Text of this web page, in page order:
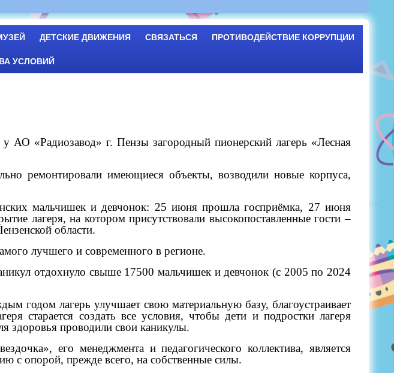
ДЕТСКИЕ ДВИЖЕНИЯ СВЯЗАТЬСЯ ПРОТИВОДЕЙСТВИЕ КОРРУПЦИИ
УСЛОВИЙ
АО «Радиозавод» г. Пензы загородный пионерский лагерь «Лесная
ремонтировали имеющиеся объекты, возводили новые корпуса,
мальчишек и девчонок: 25 июня прошла госприёмка, 27 июня
лагеря, на котором присутствовали высокопоставленные гости –
области.
лучшего и современного в регионе.
отдохнуло свыше 17500 мальчишек и девчонок (с 2005 по 2024
годом лагерь улучшает свою материальную базу, благоустраивает
старается создать все условия, чтобы дети и подростки лагеря
здоровья проводили свои каникулы.
его менеджмента и педагогического коллектива, является
с опорой, прежде всего, на собственные силы.